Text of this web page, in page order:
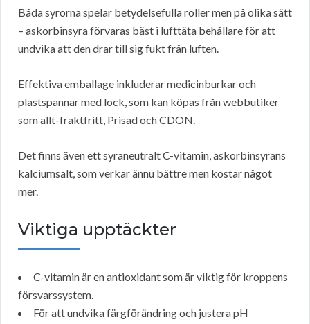
Båda syrorna spelar betydelsefulla roller men på olika sätt
– askorbinsyra förvaras bäst i lufttäta behållare för att
undvika att den drar till sig fukt från luften.
Effektiva emballage inkluderar medicinburkar och
plastspannar med lock, som kan köpas från webbutiker
som allt-fraktfritt, Prisad och CDON.
Det finns även ett syraneutralt C-vitamin, askorbinsyrans
kalciumsalt, som verkar ännu bättre men kostar något
mer.
Viktiga upptäckter
C-vitamin är en antioxidant som är viktig för kroppens
försvarssystem.
För att undvika färgförändring och justera pH